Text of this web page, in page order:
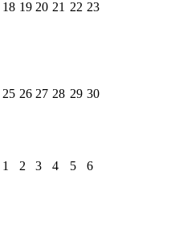
18 19 20 21 22 23
25 26 27 28 29 30
1 2 3 4 5 6